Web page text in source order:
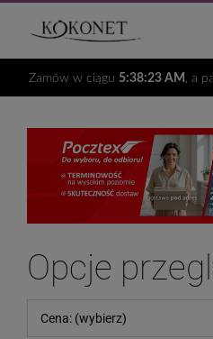
Zamów w ciągu 5:38:22 AM , a
Opcje
Cena: (wybierz)